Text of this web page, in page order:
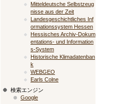
Mitteldeutsche Selbstzeug
nisse aus der Zeit
Landesgeschichtliches Inf
ormationssystem Hessen
Hessisches Archiv-Dokum
entations- und Information
s-System
Historische Klimadatenban
k
WEBGEO
Earls Colne
検索エンジン
Google